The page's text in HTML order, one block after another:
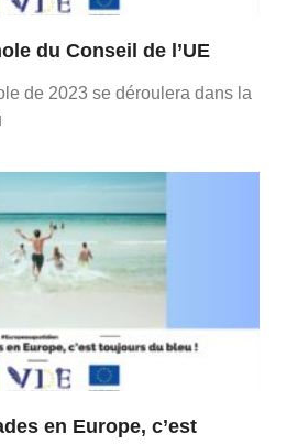
du Conseil de l’UE
de 2023 se déroulera dans la
en Europe, c’est